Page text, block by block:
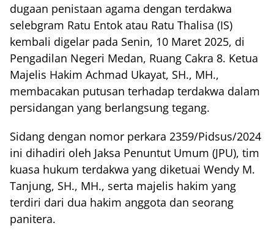
dugaan penistaan agama dengan terdakwa
selebgram Ratu Entok atau Ratu Thalisa (IS)
kembali digelar pada Senin, 10 Maret 2025, di
Pengadilan Negeri Medan, Ruang Cakra 8. Ketua
Majelis Hakim Achmad Ukayat, SH., MH.,
membacakan putusan terhadap terdakwa dalam
persidangan yang berlangsung tegang.
Sidang dengan nomor perkara 2359/Pidsus/2024
ini dihadiri oleh Jaksa Penuntut Umum (JPU), tim
kuasa hukum terdakwa yang diketuai Wendy M.
Tanjung, SH., MH., serta majelis hakim yang
terdiri dari dua hakim anggota dan seorang
panitera.